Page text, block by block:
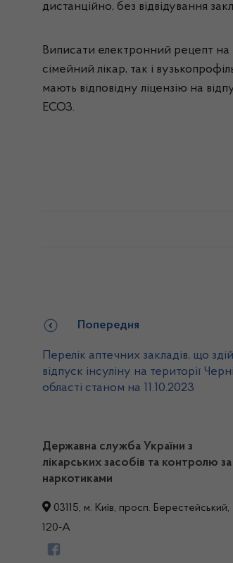
дистанційно, без відвідування
Виписати електронний рецепт на
сімейний лікар, так і
мають відповідну ліцензію на
ЕСОЗ.
Попередня
Перелік аптечних закладів, що
відпуск інсуліну на території
області станом на 11.10.2023
Державна служба України з
лікарських засобів та контролю за
наркотиками
03115, м. Київ, просп. Берестейський,
120-А